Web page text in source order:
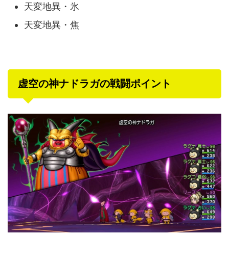
天変地異・氷
天変地異・焦
虚空の神ナドラガの戦闘ポイント